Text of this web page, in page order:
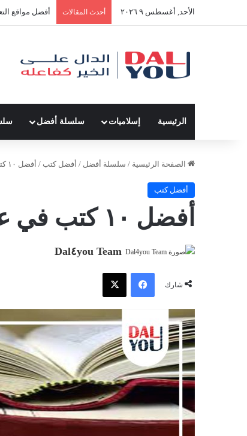
الأحد, أغسطس ٩ ٢٠٢٦ أحدث المقالات أفضل مواقع
الرئيسية إسلاميات سلسلة أفضل
الصفحة الرئيسية / سلسلة أفضل / أفضل كتب / أفضل ١٠ كتب في علم النفس
أفضل كتب
أفضل ١٠ كتب في علم النفس
Dal٤you Team
شارك
فيسبوك